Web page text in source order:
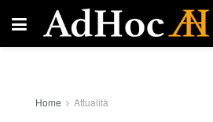
Home Attualità